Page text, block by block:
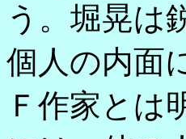
う。堀晃は
個人の内面
Ｆ作家とは